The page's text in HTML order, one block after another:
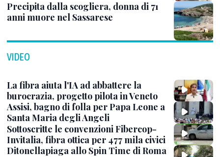
Precipita dalla scogliera, donna di 71
anni muore nel Sassarese
VIDEO
La fibra aiuta l'IA ad abbattere la
burocrazia, progetto pilota in Veneto
Assisi, bagno di folla per Papa Leone a
Santa Maria degli Angeli
Sottoscritte le convenzioni Fibercop-
Invitalia, fibra ottica per 477 mila civici
Ditonellapiaga allo Spin Time di Roma